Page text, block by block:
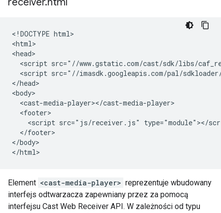
<!DOCTYPE html>
<html>
<head>
<script src="//www.gstatic.com/cast/sdk/libs/
<script src="//imasdk.googleapis.com/pal/
</head>
<body>
  <cast-media-player></cast-media-player>
  <footer>
<script src="js/receiver.js" type="module"></
  </footer>
</body>
Element <cast-media-player> reprezentuje wbudowany
interfejs odtwarzacza zapewniany przez za pomocą
interfejsu Cast Web Receiver API. W zależności od typu